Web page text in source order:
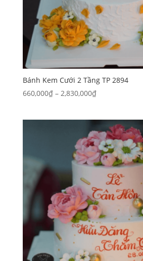
Bánh Kem Cưới 2 Tầng TP 2894
660,000₫ – 2,830,000₫Khoảng
660,000₫
đến
2,830,000₫